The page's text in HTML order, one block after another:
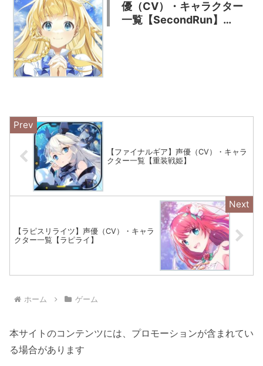
優（CV）・キャラクター
一覧【SecondRun】
【ファイナルギア】声優（CV）・キャラ
クター一覧【重装戦姫】
【ラピスリライツ】声優（CV）・キャラ
クター一覧【ラピライ】
ホーム ゲーム
本サイトのコンテンツには、プロモーションが含まれてい
る場合があります